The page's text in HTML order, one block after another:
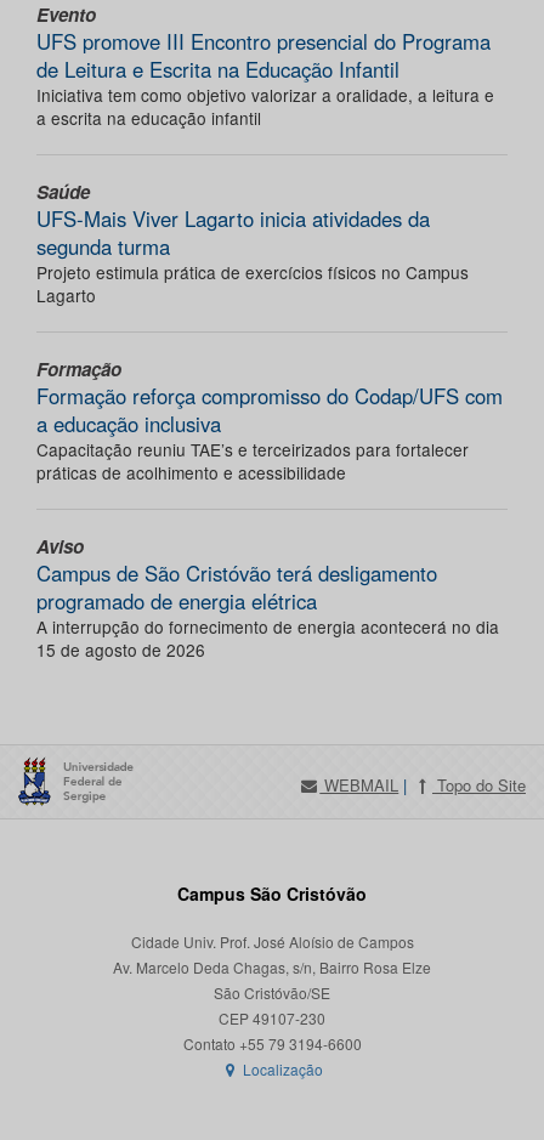
Evento
UFS promove III Encontro presencial do Programa
de Leitura e Escrita na Educação Infantil
Iniciativa tem como objetivo valorizar a oralidade, a leitura e
a escrita na educação infantil
Saúde
UFS-Mais Viver Lagarto inicia atividades da
segunda turma
Projeto estimula prática de exercícios físicos no Campus
Lagarto
Formação
Formação reforça compromisso do Codap/UFS com
a educação inclusiva
Capacitação reuniu TAE’s e terceirizados para fortalecer
práticas de acolhimento e acessibilidade
Aviso
Campus de São Cristóvão terá desligamento
programado de energia elétrica
A interrupção do fornecimento de energia acontecerá no dia
15 de agosto de 2026
WEBMAIL | Topo do Site
Campus São Cristóvão
Cidade Univ. Prof. José Aloísio de Campos
Av. Marcelo Deda Chagas, s/n, Bairro Rosa Elze
São Cristóvão/SE
CEP 49107-230
Localização